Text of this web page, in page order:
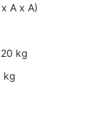
A x A)
kg
kg